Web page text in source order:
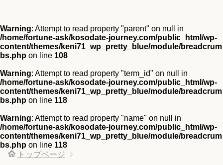
Warning: Attempt to read property "parent" on null in
/home/fortune-ask/kosodate-journey.com/public_html/wp-
content/themes/keni71_wp_pretty_blue/module/breadcrum
bs.php on line 108
Warning: Attempt to read property "term_id" on null in
/home/fortune-ask/kosodate-journey.com/public_html/wp-
content/themes/keni71_wp_pretty_blue/module/breadcrum
bs.php on line 118
Warning: Attempt to read property "name" on null in
/home/fortune-ask/kosodate-journey.com/public_html/wp-
content/themes/keni71_wp_pretty_blue/module/breadcrum
bs.php on line 118
トップページ